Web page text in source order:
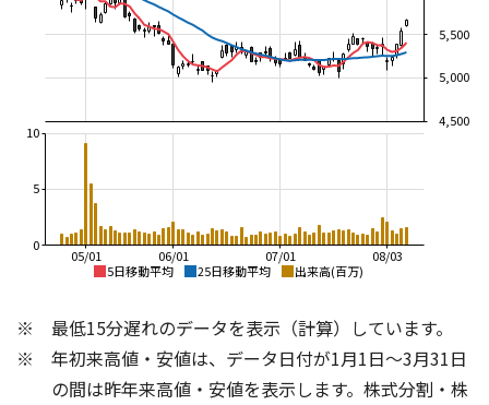
5日移動平均 25日移動平均 出来高(百万)
08/03
07/01
06/01
05/01
4,500
5,000
5,500
0
5
10
5,000
6,000
7,000
5,000
6,000
7,000
最低15分遅れのデータを表示（計算）しています。
年初来高値・安値は、データ日付が1月1日～3月31日
の間は昨年来高値・安値を表示します。株式分割・株